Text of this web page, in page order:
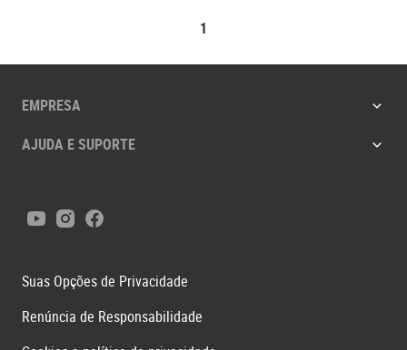
1
EMPRESA
AJUDA E SUPORTE
YoutubeInstagram
Facebook
Suas Opções de Privacidade
Renúncia de Responsabilidade